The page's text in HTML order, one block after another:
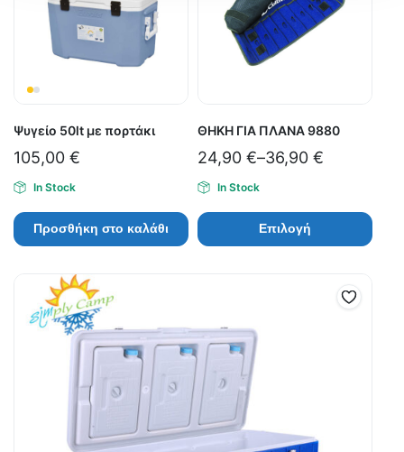
Ψυγείο 50lt με πορτάκι
105,00 €
In Stock
Προσθήκη στο καλάθι
ΘΗΚΗ ΓΙΑ ΠΛΑΝΑ 9880
24,90 €–36,90 €
In Stock
Επιλογή